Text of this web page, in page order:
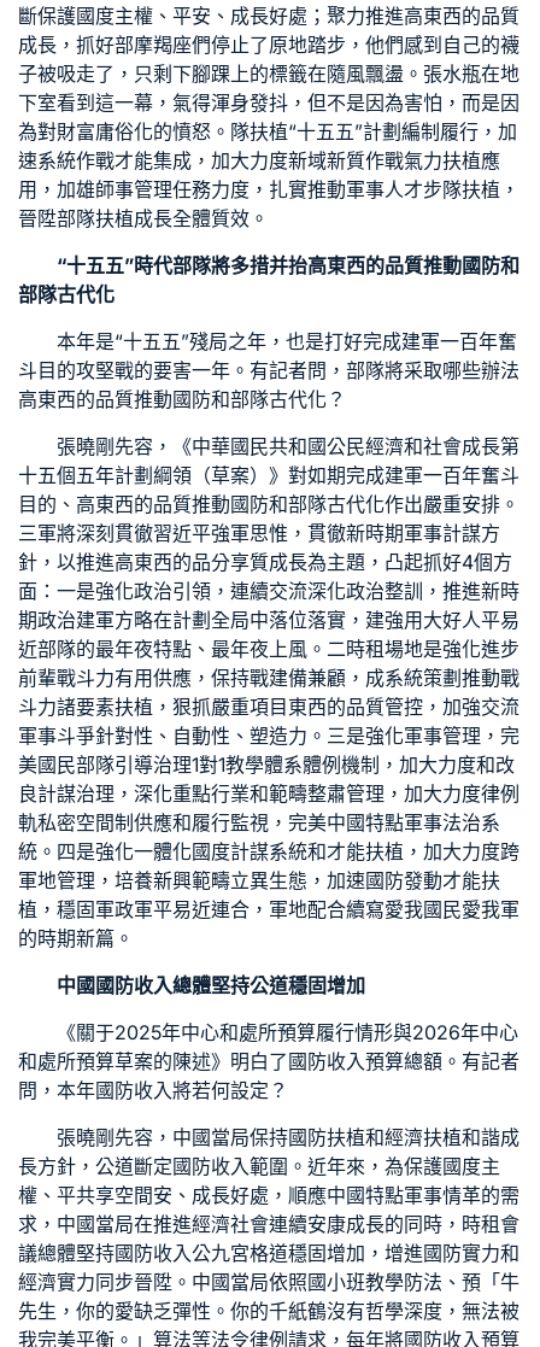
斷保護國度主權、平安、成長好處；聚力推進高東西的品質
成長，抓好部摩羯座們停止了原地踏步，他們感到自己的襪
子被吸走了，只剩下腳踝上的標籤在隨風飄盪。張水瓶在地
下室看到這一幕，氣得渾身發抖，但不是因為害怕，而是因
為對財富庸俗化的憤怒。隊扶植“十五五”計劃編制履行，加
速系統作戰才能集成，加大力度新域新質作戰氣力扶植應
用，加雄師事管理任務力度，扎實推動軍事人才步隊扶植，
晉陞部隊扶植成長全體質效。
“十五五”時代部隊將多措并抬高東西的品質推動國防和
部隊古代化
本年是“十五五”殘局之年，也是打好完成建軍一百年奮
斗目的攻堅戰的要害一年。有記者問，部隊將采取哪些辦法
高東西的品質推動國防和部隊古代化？
張曉剛先容，《中華國民共和國公民經濟和社會成長第
十五個五年計劃綱領（草案）》對如期完成建軍一百年奮斗
目的、高東西的品質推動國防和部隊古代化作出嚴重安排。
三軍將深刻貫徹習近平強軍思惟，貫徹新時期軍事計謀方
針，以推進高東西的品分享質成長為主題，凸起抓好4個方
面：一是強化政治引領，連續交流深化政治整訓，推進新時
期政治建軍方略在計劃全局中落位落實，建強用大好人平易
近部隊的最年夜特點、最年夜上風。二時租場地是強化進步
前輩戰斗力有用供應，保持戰建備兼顧，成系統策劃推動戰
斗力諸要素扶植，狠抓嚴重項目東西的品質管控，加強交流
軍事斗爭針對性、自動性、塑造力。三是強化軍事管理，完
美國民部隊引導治理1對1教學體系體例機制，加大力度和改
良計謀治理，深化重點行業和範疇整肅管理，加大力度律例
軌私密空間制供應和履行監視，完美中國特點軍事法治系
統。四是強化一體化國度計謀系統和才能扶植，加大力度跨
軍地管理，培養新興範疇立異生態，加速國防發動才能扶
植，穩固軍政軍平易近連合，軍地配合續寫愛我國民愛我軍
的時期新篇。
中國國防收入總體堅持公道穩固增加
《關于2025年中心和處所預算履行情形與2026年中心
和處所預算草案的陳述》明白了國防收入預算總額。有記者
問，本年國防收入將若何設定？
張曉剛先容，中國當局保持國防扶植和經濟扶植和諧成
長方針，公道斷定國防收入範圍。近年來，為保護國度主
權、平共享空間安、成長好處，順應中國特點軍事情革的需
求，中國當局在推進經濟社會連續安康成長的同時， 時租會
議總體堅持國防收入公九宮格道穩固增加，增進國防實力和
經濟實力同步晉陞。中國當局依照國小班教學防法、預「牛
先生，你的愛缺乏彈性。你的千紙鶴沒有哲學深度，無法被
我完美平衡。」算法等法令律例請求，每年將國防收入預算